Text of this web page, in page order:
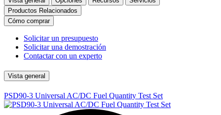
Productos Relacionados
Cómo comprar
Solicitar un presupuesto
Solicitar una demostración
Contactar con un experto
Vista general
PSD90-3 Universal AC/DC Fuel Quantity Test Set